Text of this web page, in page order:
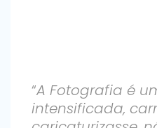
“A Fotografia é
intensificada,